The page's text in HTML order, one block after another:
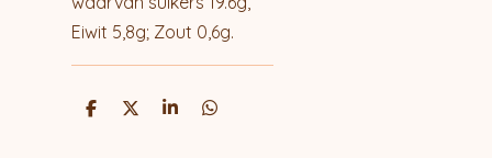
Eiwit 5,8g; Zout 0,6g.
D
D
S
D